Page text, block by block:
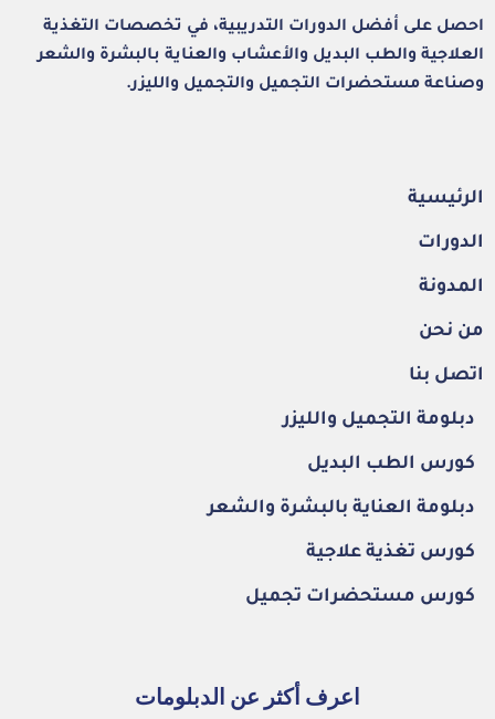
احصل على أفضل الدورات التدريبية، في تخصصات التغذية
العلاجية والطب البديل والأعشاب والعناية بالبشرة والشعر
وصناعة مستحضرات التجميل والتجميل والليزر.
الرئيسية
الدورات
المدونة
من نحن
اتصل بنا
دبلومة التجميل والليزر
كورس الطب البديل
دبلومة العناية بالبشرة والشعر
كورس تغذية علاجية
كورس مستحضرات تجميل
اعرف أكثر عن الدبلومات